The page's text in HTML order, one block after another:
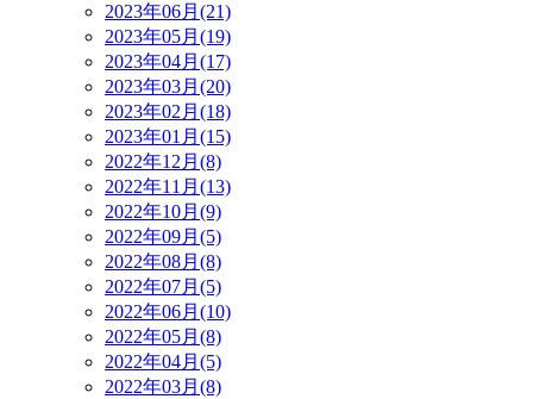
2023年06月(21)
2023年05月(19)
2023年04月(17)
2023年03月(20)
2023年02月(18)
2023年01月(15)
2022年12月(8)
2022年11月(13)
2022年10月(9)
2022年09月(5)
2022年08月(8)
2022年07月(5)
2022年06月(10)
2022年05月(8)
2022年04月(5)
2022年03月(8)